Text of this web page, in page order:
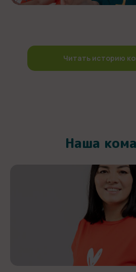
Читать историю
Наша